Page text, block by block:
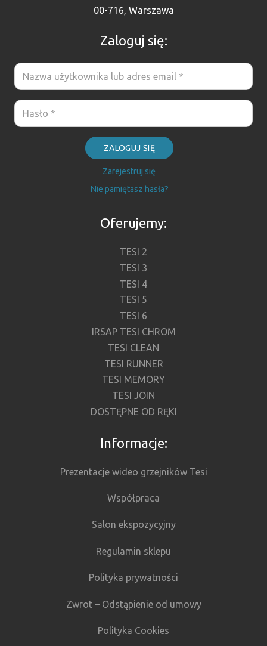
00-716, Warszawa
Zaloguj się:
ZALOGUJ SIĘ
Zarejestruj się
Nie pamiętasz hasła?
Oferujemy:
TESI 2
TESI 3
TESI 4
TESI 5
TESI 6
IRSAP TESI CHROM
TESI CLEAN
TESI RUNNER
TESI MEMORY
TESI JOIN
DOSTĘPNE OD RĘKI
Informacje:
Prezentacje wideo grzejników Tesi
Współpraca
Salon ekspozycyjny
Regulamin sklepu
Polityka prywatności
Zwrot – Odstąpienie od umowy
Polityka Cookies